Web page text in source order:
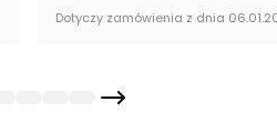
Dotyczy zamówienia z dnia